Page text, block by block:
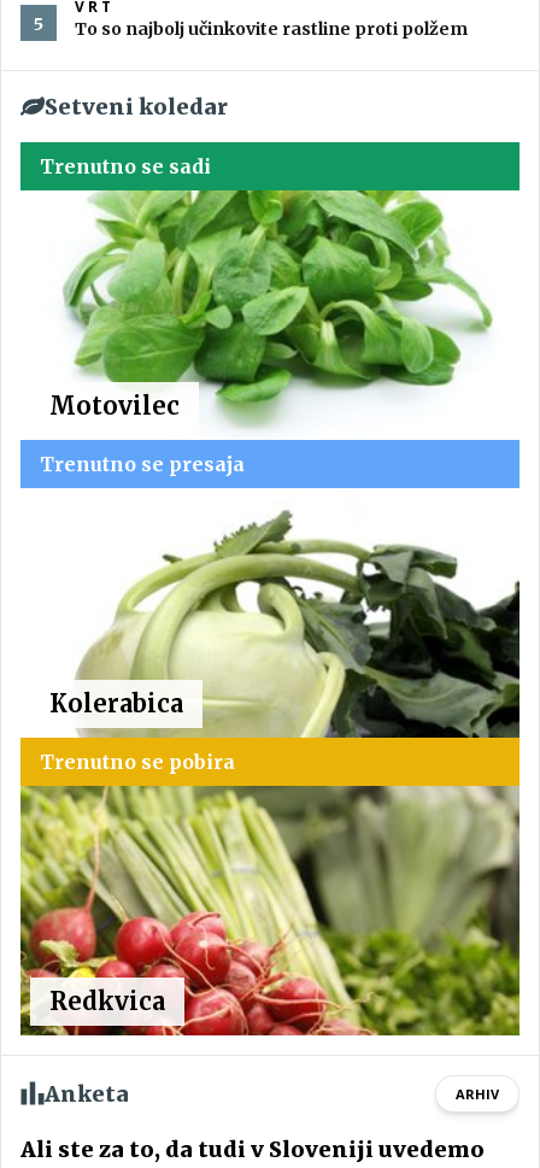
VRT
To so najbolj učinkovite rastline proti polžem
Setveni koledar
Trenutno se sadi
Motovilec
Trenutno se presaja
Kolerabica
Trenutno se pobira
Redkvica
Anketa ARHIV
Ali ste za to, da tudi v Sloveniji uvedemo